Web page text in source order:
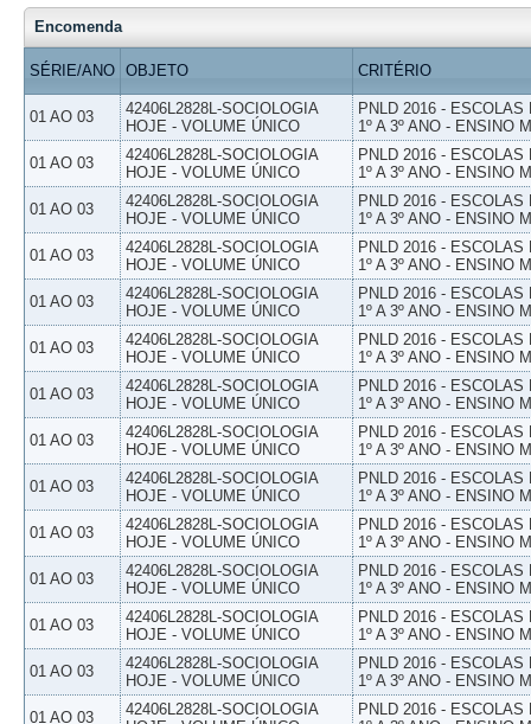
Encomenda
SÉRIE/ANO OBJETO CRITÉRIO
01 AO 03
42406L2828L-SOCIOLOGIA
HOJE - VOLUME ÚNICO
PNLD 2016 -
1º A 3º ANO - ENSINO
01 AO 03
42406L2828L-SOCIOLOGIA
HOJE - VOLUME ÚNICO
PNLD 2016 -
1º A 3º ANO - ENSINO
01 AO 03
42406L2828L-SOCIOLOGIA
HOJE - VOLUME ÚNICO
PNLD 2016 -
1º A 3º ANO - ENSINO
01 AO 03
42406L2828L-SOCIOLOGIA
HOJE - VOLUME ÚNICO
PNLD 2016 -
1º A 3º ANO - ENSINO
01 AO 03
42406L2828L-SOCIOLOGIA
HOJE - VOLUME ÚNICO
PNLD 2016 -
1º A 3º ANO - ENSINO
01 AO 03
42406L2828L-SOCIOLOGIA
HOJE - VOLUME ÚNICO
PNLD 2016 -
1º A 3º ANO - ENSINO
01 AO 03
42406L2828L-SOCIOLOGIA
HOJE - VOLUME ÚNICO
PNLD 2016 -
1º A 3º ANO - ENSINO
01 AO 03
42406L2828L-SOCIOLOGIA
HOJE - VOLUME ÚNICO
PNLD 2016 -
1º A 3º ANO - ENSINO
01 AO 03
42406L2828L-SOCIOLOGIA
HOJE - VOLUME ÚNICO
PNLD 2016 -
1º A 3º ANO - ENSINO
01 AO 03
42406L2828L-SOCIOLOGIA
HOJE - VOLUME ÚNICO
PNLD 2016 -
1º A 3º ANO - ENSINO
01 AO 03
42406L2828L-SOCIOLOGIA
HOJE - VOLUME ÚNICO
PNLD 2016 -
1º A 3º ANO - ENSINO
01 AO 03
42406L2828L-SOCIOLOGIA
HOJE - VOLUME ÚNICO
PNLD 2016 -
1º A 3º ANO - ENSINO
01 AO 03
42406L2828L-SOCIOLOGIA
HOJE - VOLUME ÚNICO
PNLD 2016 -
1º A 3º ANO - ENSINO
01 AO 03
42406L2828L-SOCIOLOGIA
PNLD 2016 -